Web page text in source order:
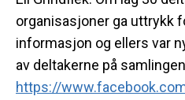
organisasjoner ga uttrykk
informasjon og ellers var
av deltakerne på
https://